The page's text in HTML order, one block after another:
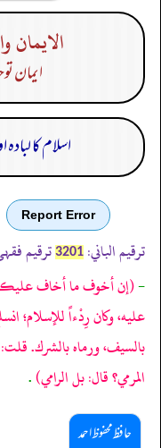
الايمان
ایمان
اسلام کا
Report Error
ترقیم الباني: 3201 ترقیم
-(إن أخوف ما أخاف
عليه، وكان رِدْءاً للإسلام؛
بالسيف، ورماه بالشرك. قلت:
المرمي؟ قال: بل الرامي).
حافظ محفوظ احمد